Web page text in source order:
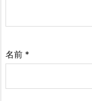
名前 *